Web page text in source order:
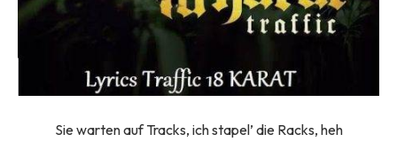
Sie warten auf Tracks, ich stapel’ die Racks, heh